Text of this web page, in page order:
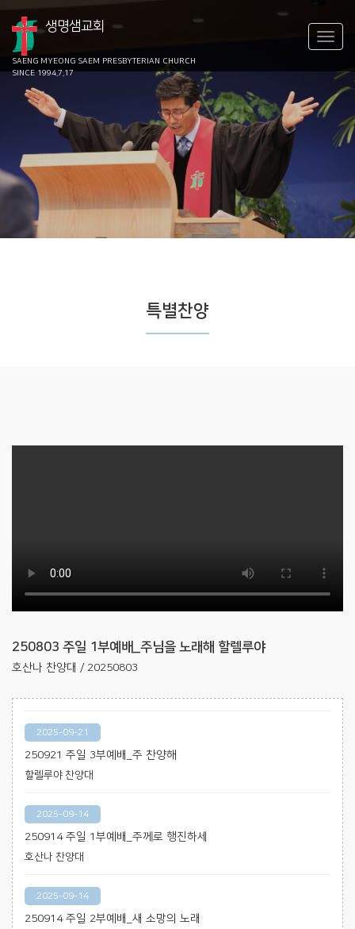
생명샘교회
SAENG MYEONG SAEM PRESBYTERIAN CHURCH
SINCE 1994.7.17
특별찬양
250803 주일 1부예배_주님을 노래해 할렐루야
호산나 찬양대 / 20250803
2025-09-21
250921 주일 3부예배_주 찬양해
할렐루야 찬양대
2025-09-14
250914 주일 1부예배_주께로 행진하세
호산나 찬양대
2025-09-14
250914 주일 2부예배_새 소망의 노래